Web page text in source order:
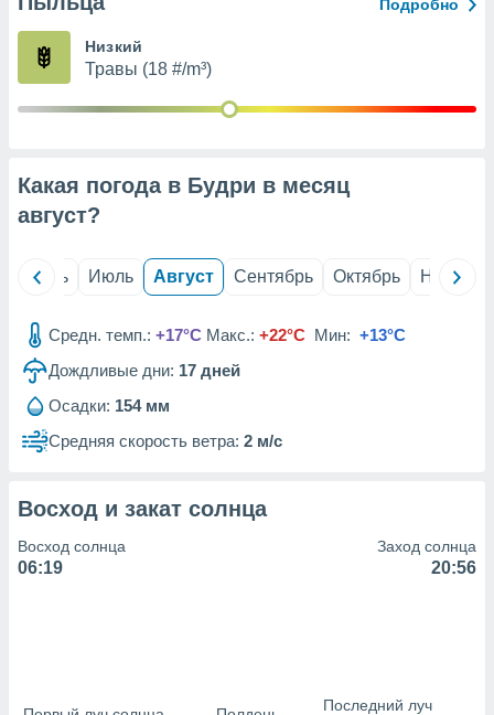
из
рекламы
сведения
Подробно
Низкий
Травы (18 #/m³)
Какая погода в Будри в месяц
август?
Июнь Июль Август Сентябрь Октябрь Ноябрь
Средн. темп.: +17°C Макс.: +22°C Мин: +13°C
Дождливые дни: 17 дней
Осадки: 154 мм
Средняя скорость ветра: 2 м/с
Восход и закат солнца
Восход солнца
06:19
Заход солнца
20:56
Последний луч